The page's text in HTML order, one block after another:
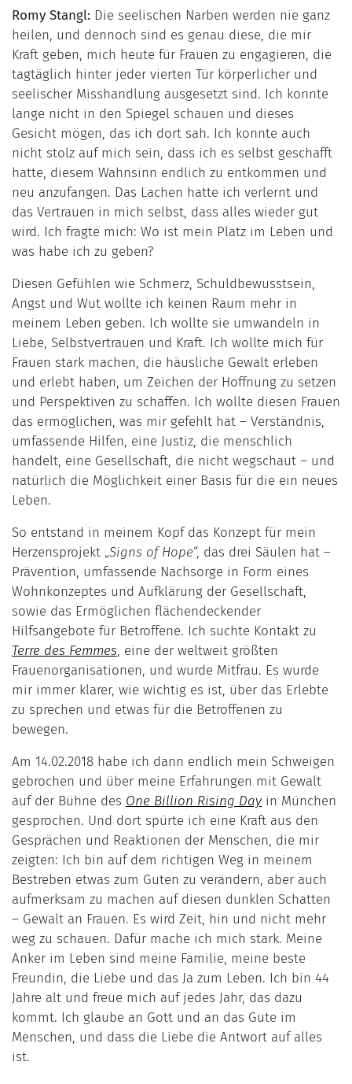
Romy Stangl: Die seelischen Narben werden nie ganz
heilen, und dennoch sind es genau diese, die mir
Kraft geben, mich heute für Frauen zu engagieren, die
tagtäglich hinter jeder vierten Tür körperlicher und
seelischer Misshandlung ausgesetzt sind. Ich konnte
lange nicht in den Spiegel schauen und dieses
Gesicht mögen, das ich dort sah. Ich konnte auch
nicht stolz auf mich sein, dass ich es selbst geschafft
hatte, diesem Wahnsinn endlich zu entkommen und
neu anzufangen. Das Lachen hatte ich verlernt und
das Vertrauen in mich selbst, dass alles wieder gut
wird. Ich fragte mich: Wo ist mein Platz im Leben und
was habe ich zu geben?
Diesen Gefühlen wie Schmerz, Schuldbewusstsein,
Angst und Wut wollte ich keinen Raum mehr in
meinem Leben geben. Ich wollte sie umwandeln in
Liebe, Selbstvertrauen und Kraft. Ich wollte mich für
Frauen stark machen, die häusliche Gewalt erleben
und erlebt haben, um Zeichen der Hoffnung zu setzen
und Perspektiven zu schaffen. Ich wollte diesen Frauen
das ermöglichen, was mir gefehlt hat – Verständnis,
umfassende Hilfen, eine Justiz, die menschlich
handelt, eine Gesellschaft, die nicht wegschaut – und
natürlich die Möglichkeit einer Basis für die ein neues
Leben.
So entstand in meinem Kopf das Konzept für mein
Herzensprojekt „Signs of Hope“, das drei Säulen hat –
Prävention, umfassende Nachsorge in Form eines
Wohnkonzeptes und Aufklärung der Gesellschaft,
sowie das Ermöglichen flächendeckender
Hilfsangebote für Betroffene. Ich suchte Kontakt zu
Terre des Femmes, eine der weltweit größten
Frauenorganisationen, und wurde Mitfrau. Es wurde
mir immer klarer, wie wichtig es ist, über das Erlebte
zu sprechen und etwas für die Betroffenen zu
bewegen.
Am 14.02.2018 habe ich dann endlich mein Schweigen
gebrochen und über meine Erfahrungen mit Gewalt
auf der Bühne des One Billion Rising Day in München
gesprochen. Und dort spürte ich eine Kraft aus den
Gesprächen und Reaktionen der Menschen, die mir
zeigten: Ich bin auf dem richtigen Weg in meinem
Bestreben etwas zum Guten zu verändern, aber auch
aufmerksam zu machen auf diesen dunklen Schatten
– Gewalt an Frauen. Es wird Zeit, hin und nicht mehr
weg zu schauen. Dafür mache ich mich stark. Meine
Anker im Leben sind meine Familie, meine beste
Freundin, die Liebe und das Ja zum Leben. Ich bin 44
Jahre alt und freue mich auf jedes Jahr, das dazu
kommt. Ich glaube an Gott und an das Gute im
Menschen, und dass die Liebe die Antwort auf alles
ist.